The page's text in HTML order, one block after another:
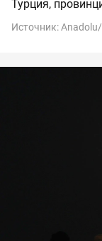
Турция,
Источник: